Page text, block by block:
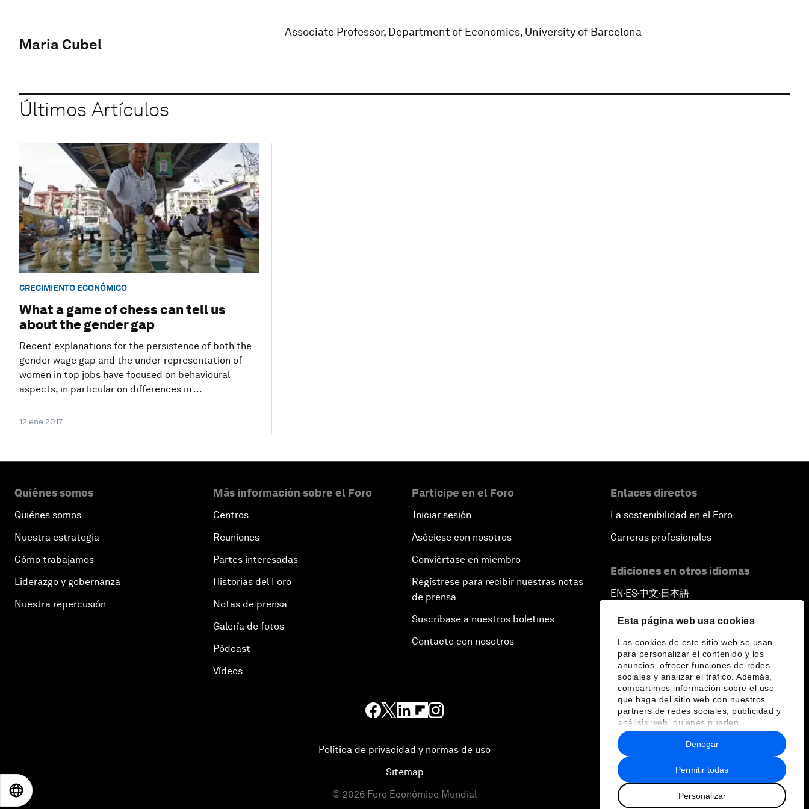
Esta página web usa cookies
Las cookies de este sitio web se usan
para personalizar el contenido y los
anuncios, ofrecer funciones de redes
sociales y analizar el tráfico. Además,
compartimos información sobre el uso
que haga del sitio web con nuestros
partners de redes sociales, publicidad y
análisis web, quienes pueden
combinarla con otra información que les
haya proporcionado o que hayan
recopilado a partir del uso que haya
hecho de sus servicios.
Permitir todas
Personalizar
Denegar
Maria Cubel
Associate Professor, Department of Economics, University of Barcelona
Últimos Artículos
CRECIMIENTO ECONÓMICO
What a game of chess can tell us
about the gender gap
Recent explanations for the persistence of both the
gender wage gap and the under-representation of
women in top jobs have focused on behavioural
aspects, in particular on differences in ...
12 ene 2017
Quiénes somos
Quiénes somos
Nuestra estrategia
Cómo trabajamos
Liderazgo y gobernanza
Nuestra repercusión
Más información sobre el Foro
Centros
Reuniones
Partes interesadas
Historias del Foro
Notas de prensa
Galería de fotos
Pódcast
Vídeos
Participe en el Foro
Iniciar sesión
Asóciese con nosotros
Conviértase en miembro
Regístrese para recibir nuestras notas
de prensa
Suscríbase a nuestros boletines
Contacte con nosotros
Enlaces directos
La sostenibilidad en el Foro
Carreras profesionales
Ediciones en otros idiomas
EN ▪ ES▪中文▪ 日本語
Política de privacidad y normas de uso
Sitemap
© 2026 Foro Económico Mundial